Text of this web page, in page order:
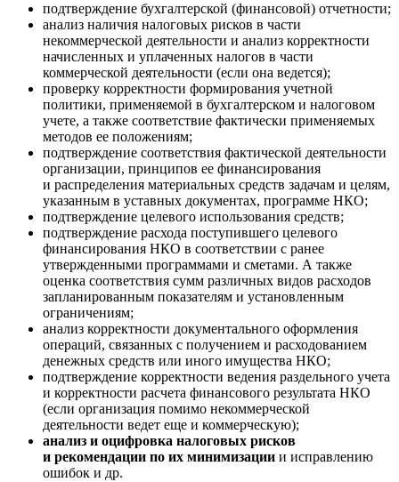
подтверждение бухгалтерской (финансовой) отчетности;
анализ наличия налоговых рисков в части
некоммерческой деятельности и анализ корректности
начисленных и уплаченных налогов в части
коммерческой деятельности (если она ведется);
проверку корректности формирования учетной
политики, применяемой в бухгалтерском и налоговом
учете, а также соответствие фактически применяемых
методов ее положениям;
подтверждение соответствия фактической деятельности
организации, принципов ее финансирования
и распределения материальных средств задачам и целям,
указанным в уставных документах, программе НКО;
подтверждение целевого использования средств;
подтверждение расхода поступившего целевого
финансирования НКО в соответствии с ранее
утвержденными программами и сметами. А также
оценка соответствия сумм различных видов расходов
запланированным показателям и установленным
ограничениям;
анализ корректности документального оформления
операций, связанных с получением и расходованием
денежных средств или иного имущества НКО;
подтверждение корректности ведения раздельного учета
и корректности расчета финансового результата НКО
(если организация помимо некоммерческой
деятельности ведет еще и коммерческую);
анализ и оцифровка налоговых рисков
и рекомендации по их минимизации и исправлению
ошибок и др.